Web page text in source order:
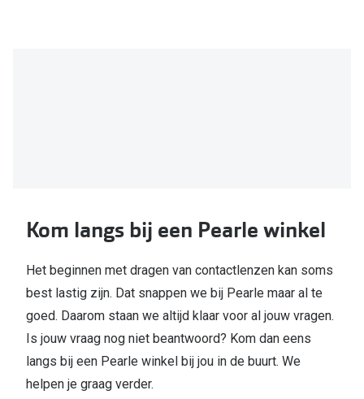
Kom langs bij een Pearle winkel
Het beginnen met dragen van contactlenzen kan soms
best lastig zijn. Dat snappen we bij Pearle maar al te
goed. Daarom staan we altijd klaar voor al jouw vragen.
Is jouw vraag nog niet beantwoord? Kom dan eens
langs bij een Pearle winkel bij jou in de buurt. We
helpen je graag verder.